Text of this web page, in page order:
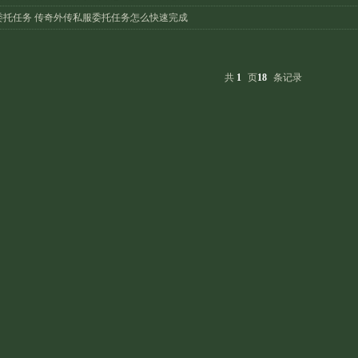
托任务 传奇外传私服委托任务怎么快速完成
共 1 页18 条记录